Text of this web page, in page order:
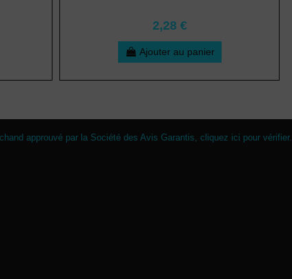
2,28 €
Ajouter au panier
approuvé par la Société des Avis Garantis, cliquez ici pour vérifier.